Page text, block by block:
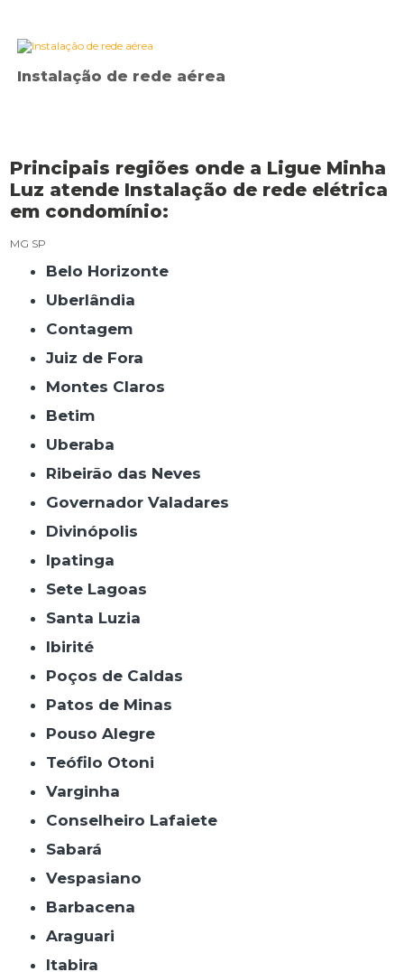
Instalação de rede aérea
Principais regiões onde a Ligue Minha
Luz atende Instalação de rede elétrica
em condomínio:
MG SP
Belo Horizonte
Uberlândia
Contagem
Juiz de Fora
Montes Claros
Betim
Uberaba
Ribeirão das Neves
Governador Valadares
Divinópolis
Ipatinga
Sete Lagoas
Santa Luzia
Ibirité
Poços de Caldas
Patos de Minas
Pouso Alegre
Teófilo Otoni
Varginha
Conselheiro Lafaiete
Sabará
Vespasiano
Barbacena
Araguari
Itabira